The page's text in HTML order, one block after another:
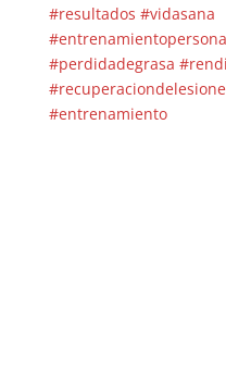
#resultados #vidasana
#perdidadegrasa
#entrenamiento